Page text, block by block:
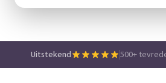
Uitstekend 500+